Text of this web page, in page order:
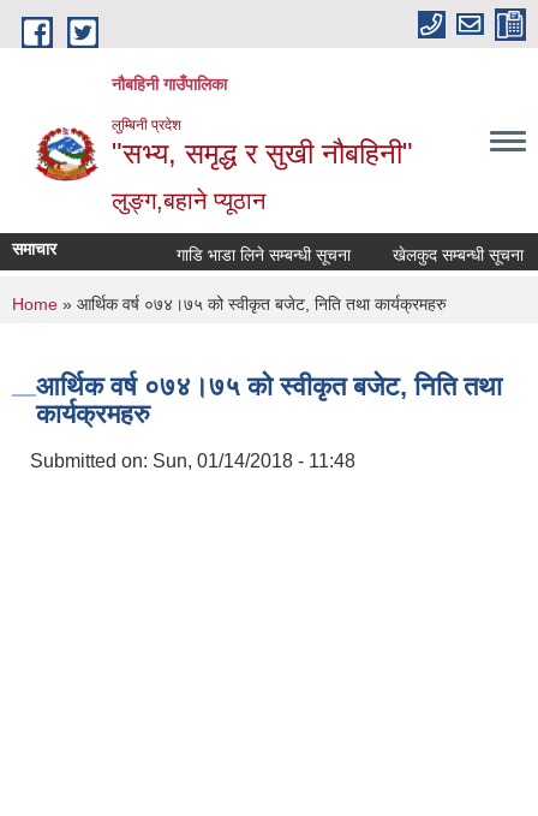
Skip to main content
नौबहिनी गाउँपालिका
लुम्बिनी प्रदेश
"सभ्य, समृद्ध र सुखी नौबहिनी"
लुङ्ग,बहाने प्यूठान
समाचार गाडि भाडा लिने सम्बन्धी सूचना खेलकुद सम्बन्धी सूचना
You are here
Home » आर्थिक वर्ष ०७४।७५ को स्वीकृत बजेट, निति तथा कार्यक्रमहरु
आर्थिक वर्ष ०७४।७५ को स्वीकृत बजेट, निति तथा
कार्यक्रमहरु
Submitted on: Sun, 01/14/2018 - 11:48